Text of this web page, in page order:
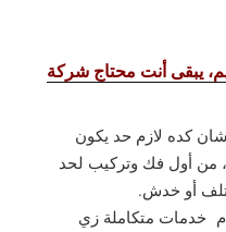
يبقى أنت محتاج شركة
كده لازم حد يكون
من أول فك وتركيب لحد
تلف أو خدش.
خدمات متكاملة زي